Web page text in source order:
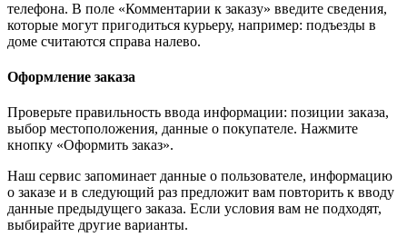
телефона. В поле «Комментарии к заказу» введите сведения,
которые могут пригодиться курьеру, например: подъезды в
доме считаются справа налево.
Оформление заказа
Проверьте правильность ввода информации: позиции заказа,
выбор местоположения, данные о покупателе. Нажмите
кнопку «Оформить заказ».
Наш сервис запоминает данные о пользователе, информацию
о заказе и в следующий раз предложит вам повторить к вводу
данные предыдущего заказа. Если условия вам не подходят,
выбирайте другие варианты.